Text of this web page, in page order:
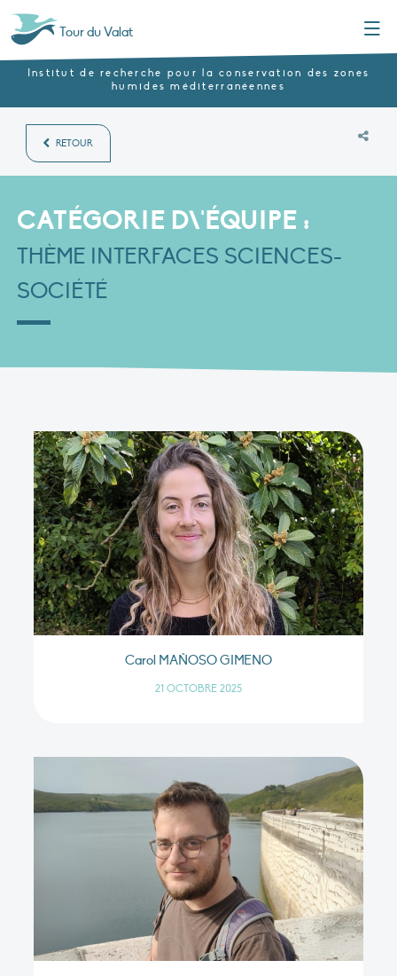
Tour du Valat
Institut de recherche pour la conservation des zones
humides méditerranéennes
RETOUR
CATÉGORIE D\'ÉQUIPE :
THÈME INTERFACES SCIENCES-
SOCIÉTÉ
Carol MAÑOSO GIMENO
21 OCTOBRE 2025